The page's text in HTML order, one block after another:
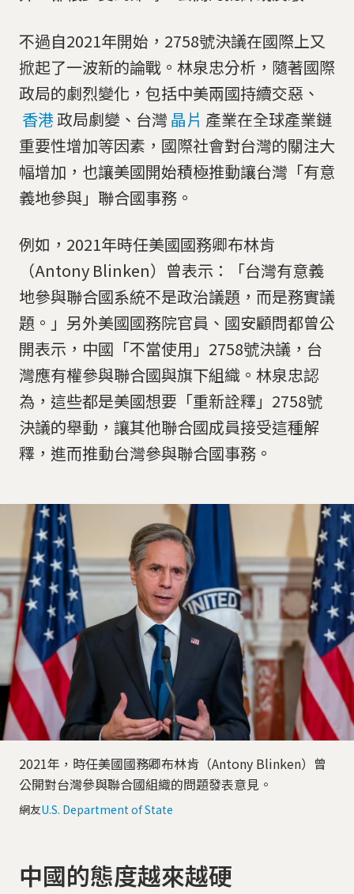
不過自2021年開始，2758號決議在國際上又
掀起了一波新的論戰。林泉忠分析，隨著國際
政局的劇烈變化，包括中美兩國持續交惡、
香港政局劇變、台灣 晶片 產業在全球產業鏈
重要性增加等因素，國際社會對台灣的關注大
幅增加，也讓美國開始積極推動讓台灣「有意
義地參與」聯合國事務。
例如，2021年時任美國國務卿布林肯
（Antony Blinken）曾表示：「台灣有意義
地參與聯合國系統不是政治議題，而是務實議
題。」另外美國國務院官員、國安顧問都曾公
開表示，中國「不當使用」2758號決議，台
灣應有權參與聯合國與旗下組織。林泉忠認
為，這些都是美國想要「重新詮釋」2758號
決議的舉動，讓其他聯合國成員接受這種解
釋，進而推動台灣參與聯合國事務。
2021年，時任美國國務卿布林肯（Antony Blinken）曾
公開對台灣參與聯合國組織的問題發表意見。
網友U.S. Department of State
中國的態度越來越硬